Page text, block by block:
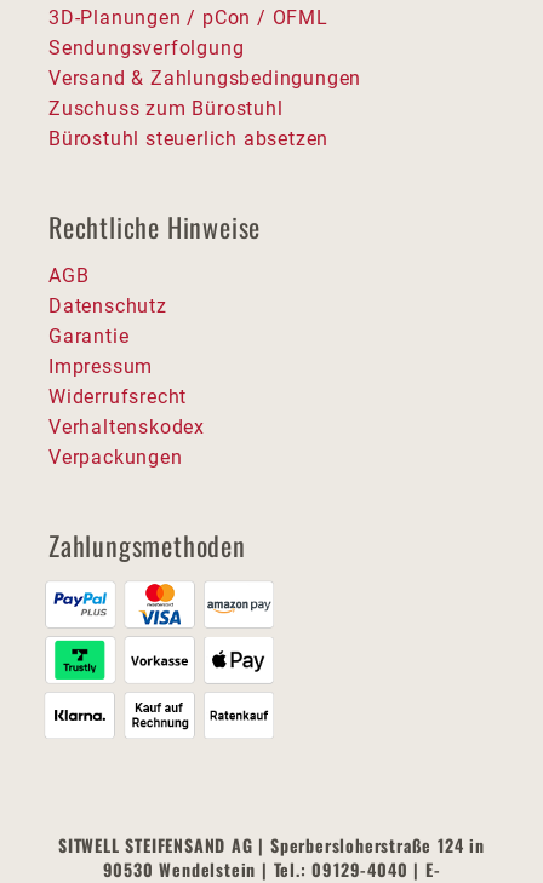
3D-Planungen / pCon / OFML
Sendungsverfolgung
Versand & Zahlungsbedingungen
Zuschuss zum Bürostuhl
Bürostuhl steuerlich absetzen
Rechtliche Hinweise
AGB
Datenschutz
Garantie
Impressum
Widerrufsrecht
Verhaltenskodex
Verpackungen
Zahlungsmethoden
SITWELL STEIFENSAND AG | Sperbersloherstraße 124 in
90530 Wendelstein | Tel.: 09129-4040 | E-